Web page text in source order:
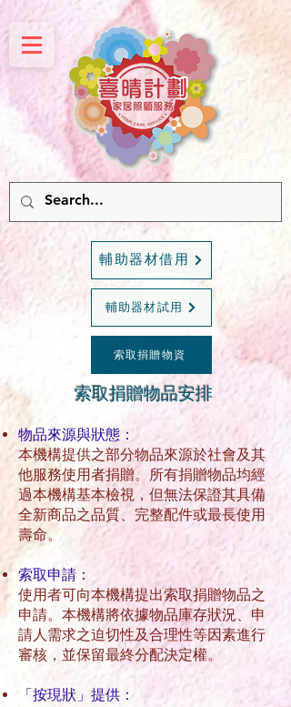
輔助器材借用
輔助器材試用
索取捐贈物資
索取捐贈物品安排
物品來源與狀態：
本機構提供之部分物品來源於社會及其
他服務使用者捐贈。所有捐贈物品均經
過本機構基本檢視，但無法保證其具備
全新商品之品質、完整配件或最長使用
壽命。
索取申請：
使用者可向本機構提出索取捐贈物品之
申請。本機構將依據物品庫存狀況、申
請人需求之迫切性及合理性等因素進行
審核，並保留最終分配決定權。
「按現狀」提供：